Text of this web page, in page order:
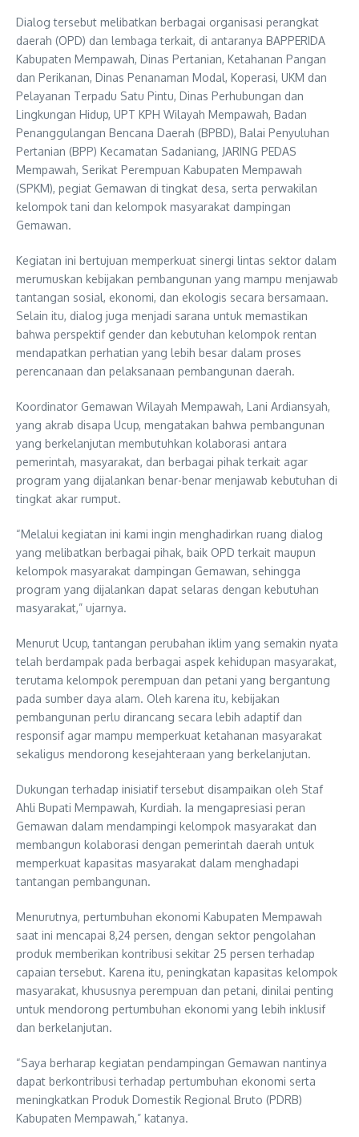
Dialog tersebut melibatkan berbagai organisasi perangkat
daerah (OPD) dan lembaga terkait, di antaranya BAPPERIDA
Kabupaten Mempawah, Dinas Pertanian, Ketahanan Pangan
dan Perikanan, Dinas Penanaman Modal, Koperasi, UKM dan
Pelayanan Terpadu Satu Pintu, Dinas Perhubungan dan
Lingkungan Hidup, UPT KPH Wilayah Mempawah, Badan
Penanggulangan Bencana Daerah (BPBD), Balai Penyuluhan
Pertanian (BPP) Kecamatan Sadaniang, JARING PEDAS
Mempawah, Serikat Perempuan Kabupaten Mempawah
(SPKM), pegiat Gemawan di tingkat desa, serta perwakilan
kelompok tani dan kelompok masyarakat dampingan
Gemawan.
Kegiatan ini bertujuan memperkuat sinergi lintas sektor dalam
merumuskan kebijakan pembangunan yang mampu menjawab
tantangan sosial, ekonomi, dan ekologis secara bersamaan.
Selain itu, dialog juga menjadi sarana untuk memastikan
bahwa perspektif gender dan kebutuhan kelompok rentan
mendapatkan perhatian yang lebih besar dalam proses
perencanaan dan pelaksanaan pembangunan daerah.
Koordinator Gemawan Wilayah Mempawah, Lani Ardiansyah,
yang akrab disapa Ucup, mengatakan bahwa pembangunan
yang berkelanjutan membutuhkan kolaborasi antara
pemerintah, masyarakat, dan berbagai pihak terkait agar
program yang dijalankan benar-benar menjawab kebutuhan di
tingkat akar rumput.
“Melalui kegiatan ini kami ingin menghadirkan ruang dialog
yang melibatkan berbagai pihak, baik OPD terkait maupun
kelompok masyarakat dampingan Gemawan, sehingga
program yang dijalankan dapat selaras dengan kebutuhan
masyarakat,” ujarnya.
Menurut Ucup, tantangan perubahan iklim yang semakin nyata
telah berdampak pada berbagai aspek kehidupan masyarakat,
terutama kelompok perempuan dan petani yang bergantung
pada sumber daya alam. Oleh karena itu, kebijakan
pembangunan perlu dirancang secara lebih adaptif dan
responsif agar mampu memperkuat ketahanan masyarakat
sekaligus mendorong kesejahteraan yang berkelanjutan.
Dukungan terhadap inisiatif tersebut disampaikan oleh Staf
Ahli Bupati Mempawah, Kurdiah. Ia mengapresiasi peran
Gemawan dalam mendampingi kelompok masyarakat dan
membangun kolaborasi dengan pemerintah daerah untuk
memperkuat kapasitas masyarakat dalam menghadapi
tantangan pembangunan.
Menurutnya, pertumbuhan ekonomi Kabupaten Mempawah
saat ini mencapai 8,24 persen, dengan sektor pengolahan
produk memberikan kontribusi sekitar 25 persen terhadap
capaian tersebut. Karena itu, peningkatan kapasitas kelompok
masyarakat, khususnya perempuan dan petani, dinilai penting
untuk mendorong pertumbuhan ekonomi yang lebih inklusif
dan berkelanjutan.
“Saya berharap kegiatan pendampingan Gemawan nantinya
dapat berkontribusi terhadap pertumbuhan ekonomi serta
meningkatkan Produk Domestik Regional Bruto (PDRB)
Kabupaten Mempawah,” katanya.